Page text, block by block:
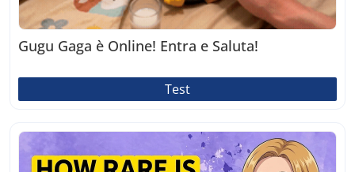
Gugu Gaga è Online! Entra e Saluta!
Test